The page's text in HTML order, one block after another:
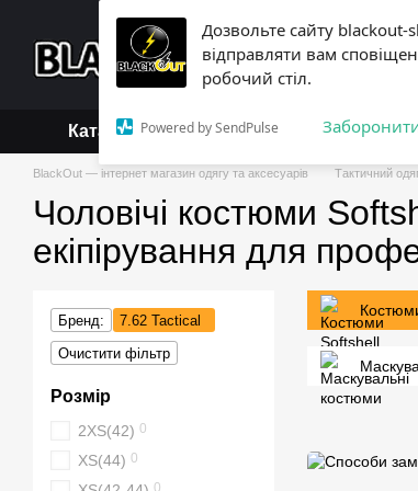
Дозвольте сайту blackout-
відправляти вам
робочий стіл.
Powered by SendPulse
Перейти до основного контенту
+38 (068)
Каталог
Каталог
BlackOut — інтернет магазин одягу та аксесуарів Тактичний
Чоловічі костюми
екіпірування для
Бренд:
7.62 Tactical
Очистити фільтр
Розмір
2XS(42) 0
XS(44) 0
0